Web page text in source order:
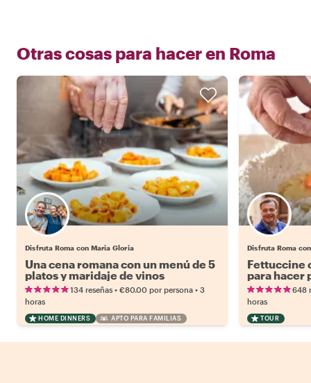
Otras cosas para hacer en Roma
Disfruta Roma con Maria Gloria
Una cena romana con un menú de 5
platos y maridaje de vinos
134 reseñas • €80.00 por persona • 3
horas
HOME DINNERS APTO PARA FAMILIAS
Disfruta Roma
Fettuccine
para hacer
648
horas
TOUR